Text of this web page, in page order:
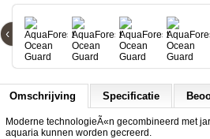
AquaForest
Ocean
Guard
Aquarium
type
meubel
sump
‹
Omschrijving Specificatie
Moderne technologieÃ«n gecombineerd met
aquaria kunnen worden gecreerd.